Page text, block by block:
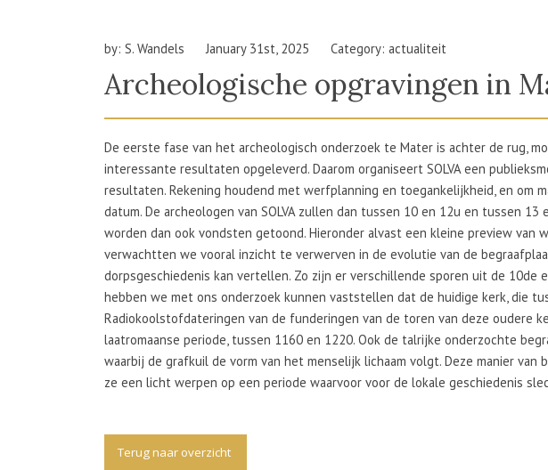
by: S. Wandels January 31st, 2025 Category: actualiteit
Archeologische opgravingen in
De eerste fase van het archeologisch onderzoek te Mater is achter de rug,
interessante resultaten opgeleverd. Daarom organiseert SOLVA een
resultaten. Rekening houdend met werfplanning en toegankelijkheid, en om
datum. De archeologen van SOLVA zullen dan tussen 10 en 12u en tussen
worden dan ook vondsten getoond. Hieronder alvast een kleine preview van
verwachtten we vooral inzicht te verwerven in de evolutie van de
dorpsgeschiedenis kan vertellen. Zo zijn er verschillende sporen uit de
hebben we met ons onderzoek kunnen vaststellen dat de huidige kerk, die
Radiokoolstofdateringen van de funderingen van de toren van deze oudere
laatromaanse periode, tussen 1160 en 1220. Ook de talrijke onderzochte
waarbij de grafkuil de vorm van het menselijk lichaam volgt. Deze manier
ze een licht werpen op een periode waarvoor voor de lokale geschiedenis
Terug naar overzicht